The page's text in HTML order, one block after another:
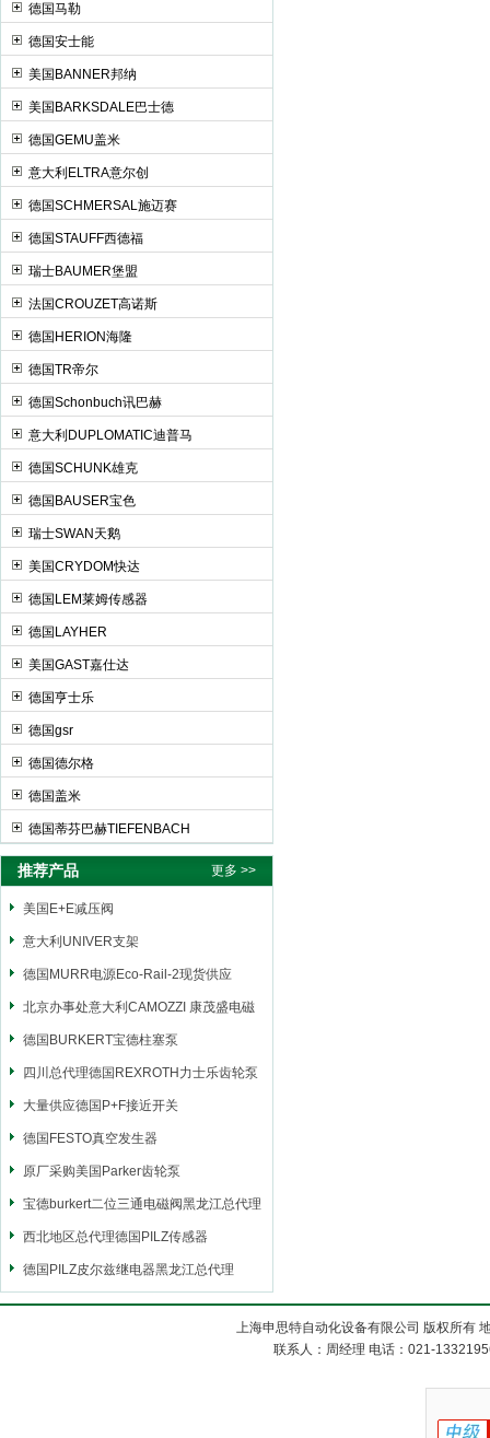
德国马勒
德国安士能
美国BANNER邦纳
美国BARKSDALE巴士德
德国GEMU盖米
意大利ELTRA意尔创
德国SCHMERSAL施迈赛
德国STAUFF西德福
瑞士BAUMER堡盟
法国CROUZET高诺斯
德国HERION海隆
德国TR帝尔
德国Schonbuch讯巴赫
意大利DUPLOMATIC迪普马
德国SCHUNK雄克
德国BAUSER宝色
瑞士SWAN天鹅
美国CRYDOM快达
德国LEM莱姆传感器
德国LAYHER
美国GAST嘉仕达
德国亨士乐
德国gsr
德国德尔格
德国盖米
德国蒂芬巴赫TIEFENBACH
推荐产品 更多 >>
美国E+E减压阀
意大利UNIVER支架
德国MURR电源Eco-Rail-2现货供应
北京办事处意大利CAMOZZI 康茂盛电磁
阀
德国BURKERT宝德柱塞泵
四川总代理德国REXROTH力士乐齿轮泵
大量供应德国P+F接近开关
德国FESTO真空发生器
原厂采购美国Parker齿轮泵
宝德burkert二位三通电磁阀黑龙江总代理
西北地区总代理德国PILZ传感器
德国PILZ皮尔兹继电器黑龙江总代理
上海申思特自动化设备有限公司 版权所有
联系人：周经理 电话：021-